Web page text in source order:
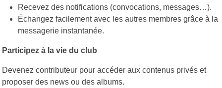
Recevez des notifications (convocations, messages…).
Échangez facilement avec les autres membres grâce à la
messagerie instantanée.
Participez à la vie du club
Devenez contributeur pour accéder aux contenus privés et
proposer des news ou des albums.